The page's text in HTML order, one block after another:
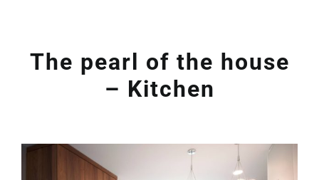
The pearl of the house
– Kitchen